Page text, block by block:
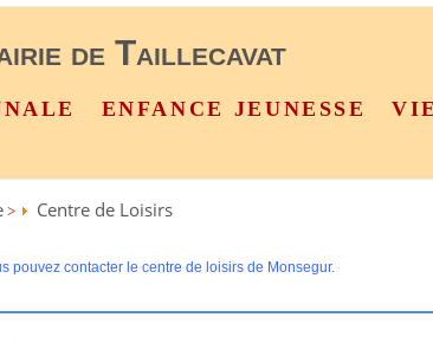
de Taillecavat
ENFANCE JEUNESSE
> Centre de Loisirs
pouvez contacter le centre de loisirs de Monsegur.